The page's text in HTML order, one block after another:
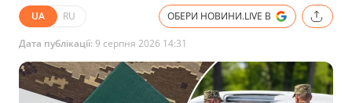
UA RU ОБЕРИ НОВИНИ.LIVE В
Дата публікації:9 серпня 2026 14:31